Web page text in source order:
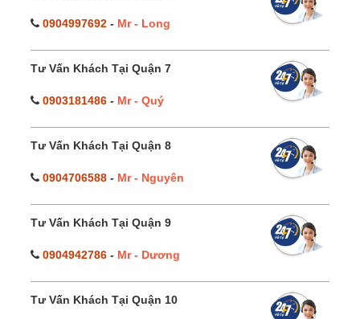
0904997692 - Mr - Long
Tư Vấn Khách Tại Quận 7
0903181486 - Mr - Quý
Tư Vấn Khách Tại Quận 8
0904706588 - Mr - Nguyên
Tư Vấn Khách Tại Quận 9
0904942786 - Mr - Dương
Tư Vấn Khách Tại Quận 10